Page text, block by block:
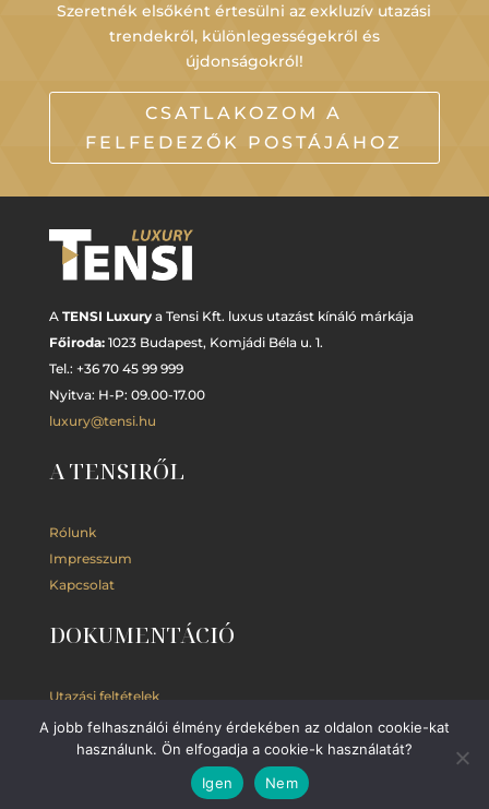
Szeretnék elsőként értesülni az exkluzív utazási
trendekről, különlegességekről és
újdonságokról!
CSATLAKOZOM A
FELFEDEZŐK POSTÁJÁHOZ
A TENSI Luxurya Tensi Kft. luxus utazást kínáló márkája
Főiroda: 1023 Budapest, Komjádi Béla u. 1.
Tel.: +36 70 45 99 999
Nyitva: H-P: 09.00-17.00
luxury@tensi.hu
A TENSIRŐL
Rólunk
Impresszum
Kapcsolat
DOKUMENTÁCIÓ
Utazási feltételek
Adatkezelésitájékoztató
Kedvezmények
A jobb felhasználói élmény érdekében az oldalon cookie-kat
használunk. Ön elfogadja a cookie-k használatát?
Igen
Nem